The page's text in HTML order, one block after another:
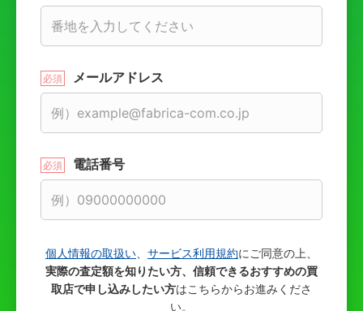
メールアドレス
電話番号
個人情報の取扱い サービス利用規約にご同意の上、
実際の査定額を知りたい方、信頼できるおすすめの買
取店で申し込みしたい方はこちらからお進みくださ
い。